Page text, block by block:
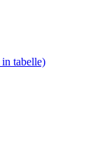
tabelle)